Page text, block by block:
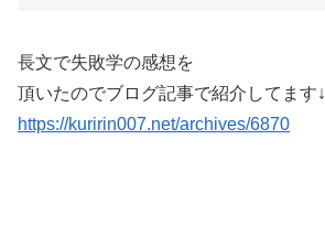
長文で失敗学の感想を
頂いたのでブログ記事で紹介してます↓
https://kuririn007.net/archives/6870